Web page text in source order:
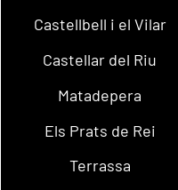
Castellbell i el Vilar
Castellar del Riu
Matadepera
Els Prats de Rei
Terrassa